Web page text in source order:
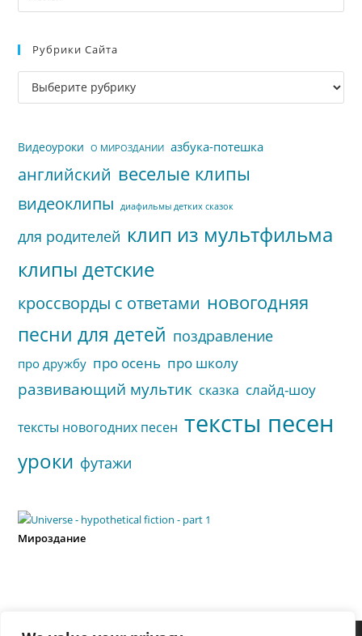
Рубрики Сайта
Рубрики
сайта
Видеоуроки О МИРОЗДАНИИ азбука-потешка
английский веселые клипы
видеоклипы диафильмы детких сказок
для родителей клип из мультфильма
клипы детские
кроссворды с ответами новогодняя
песни для детей поздравление
про дружбу про осень про школу
развивающий мультик сказка слайд-шоу
тексты новогодних песен тексты песен
уроки футажи
Мироздание